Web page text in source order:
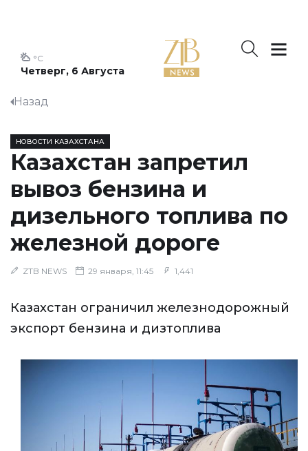
Четверг, 6 Августа
°C
Назад
НОВОСТИ КАЗАХСТАНА
Казахстан запретил
вывоз бензина и
дизельного топлива по
железной дороге
ZTB NEWS 29 января, 11:45 1,441
Казахстан ограничил железнодорожный
экспорт бензина и дизтоплива